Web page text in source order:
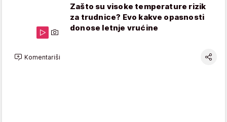
Zašto su visoke temperature rizik
za trudnice? Evo kakve opasnosti
donose letnje vrućine
Komentariši